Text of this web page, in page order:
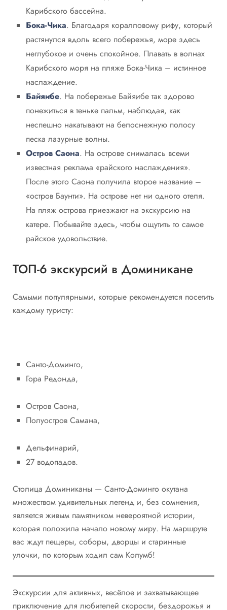
Карибского бассейна.
Бока-Чика. Благодаря коралловому рифу, который
растянулся вдоль всего побережья, море здесь
неглубокое и очень спокойное. Плавать в волнах
Карибского моря на пляже Бока-Чика – истинное
наслаждение.
Байяибе. На побережье Байяибе так здорово
понежиться в теньке пальм, наблюдая, как
неспешно накатывают на белоснежную полосу
песка лазурные волны.
Остров Саона. На острове снималась всеми
известная реклама «райского наслаждения».
После этого Саона получила второе название –
«остров Баунти». На острове нет ни одного отеля.
На пляж острова приезжают на экскурсию на
катере. Побывайте здесь, чтобы ощутить то самое
райское удовольствие.
ТОП-6 экскурсий в Доминикане
Самыми популярными, которые рекомендуется посетить
каждому туристу:
Санто-Доминго,
Гора Редонда,
Остров Саона,
Полуостров Самана,
Дельфинарий,
27 водопадов.
Столица Доминиканы — Санто-Доминго окутана
множеством удивительных легенд и, без сомнения,
является живым памятником невероятной истории,
которая положила начало новому миру. На маршруте
вас ждут пещеры, соборы, дворцы и старинные
улочки, по которым ходил сам Колумб!
Экскурсии для активных, весёлое и захватывающее
приключение для любителей скорости, бездорожья и